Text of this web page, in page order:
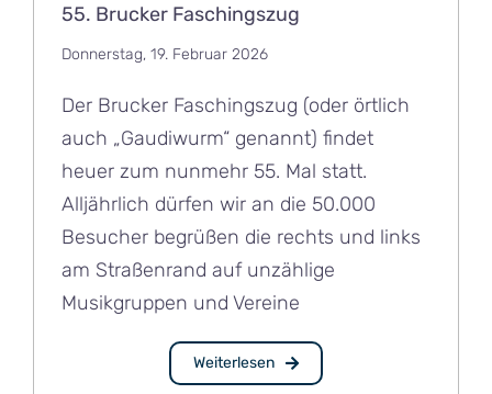
55. Brucker Faschingszug
Donnerstag, 19. Februar 2026
Der Brucker Faschingszug (oder örtlich
auch „Gaudiwurm“ genannt) findet
heuer zum nunmehr 55. Mal statt.
Alljährlich dürfen wir an die 50.000
Besucher begrüßen die rechts und links
am Straßenrand auf unzählige
Musikgruppen und Vereine
Weiterlesen